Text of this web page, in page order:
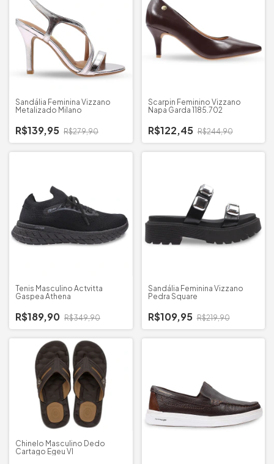
Sandália Feminina Vizzano
Metalizado Milano
R$139,95 R$279,90
Scarpin Feminino Vizzano
Napa Garda 1185.702
R$122,45 R$244,90
Tenis Masculino Actvitta
Gaspea Athena
R$189,90 R$349,90
Sandália Feminina Vizzano
Pedra Square
R$109,95 R$219,90
Chinelo Masculino Dedo
Cartago Egeu VI